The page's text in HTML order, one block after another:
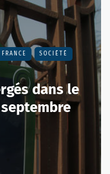
FRANCE SOCIÉTÉ
dans le